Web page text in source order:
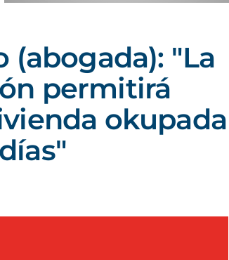
(abogada): "La
permitirá
okupada